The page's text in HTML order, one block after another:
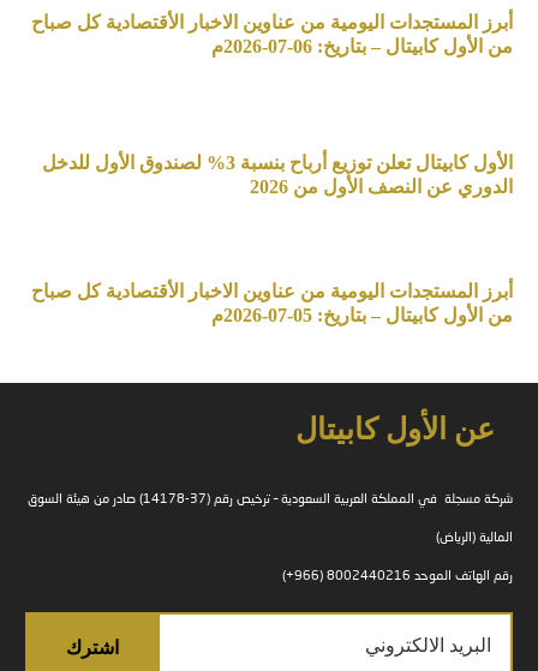
أبرز المستجدات اليومية من عناوين الاخبار الأقتصادية كل صباح
من الأول كابيتال – بتاريخ: 06-07-2026م
الأول كابيتال تعلن توزيع أرباح بنسبة 3% لصندوق الأول للدخل
الدوري عن النصف الأول من 2026
أبرز المستجدات اليومية من عناوين الاخبار الأقتصادية كل صباح
من الأول كابيتال – بتاريخ: 05-07-2026م
عن الأول كابيتال
شركة مسجلة في المملكة العربية السعودية – ترخيص رقم (37-14178) صادر من هيئة السوق
المالية (الرياض)
رقم الهاتف الموحد 8002440216 (966+)